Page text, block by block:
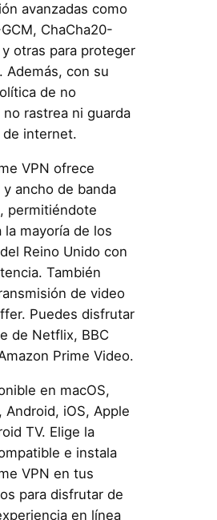
avanzadas como
ChaCha20-
otras para proteger
Además, con su
de no
rastrea ni guarda
internet.
VPN ofrece
ancho de banda
permitiéndote
la mayoría de los
Reino Unido con
También
de video
Puedes disfrutar
de Netflix, BBC
Prime Video.
en macOS,
Android, iOS, Apple
TV. Elige la
e instala
VPN en tus
para disfrutar de
en línea